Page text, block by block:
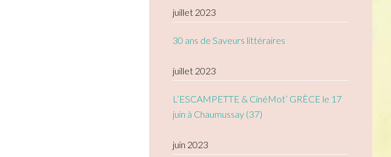
juillet 2023
30 ans de Saveurs littéraires
juillet 2023
L’ESCAMPETTE & CinéMot’ GRÈCE le 17
juin à Chaumussay (37)
juin 2023